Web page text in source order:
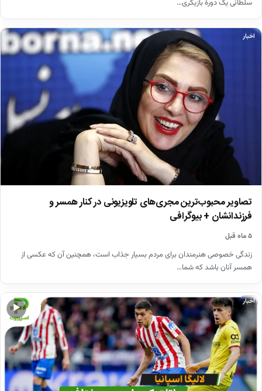
سلطانی یک دورهٔ بازیگری…
اخبار
تصاویر محبوب‌ترین مجری‌های تلویزیونی در کنار همسر و
فرزندانشان + بیوگرافی
۵ ماه قبل
زندگی خصوصی هنرمندان برای مردم بسیار جذاب است، همچنین آن که عکسی از
همسر آنان باشد که شما…
▶
اخبار